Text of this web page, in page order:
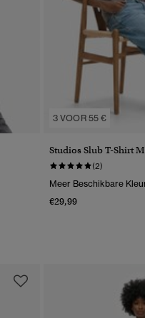
3 VOOR 55 €
Studios Slub T-Shirt
(2)
Meer Beschikbare
€29,99